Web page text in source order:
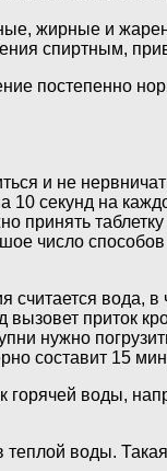
жирные и
спиртным,
постепенно
и не
секунд на
число
вода, в
приток
нужно
составит 15
горячей воды,
воды.